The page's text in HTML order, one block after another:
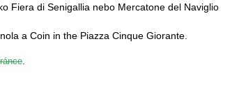
Fiera di Senigallia nebo Mercatone del Naviglio
a Coin in the Piazza Cinque Giorante.
.